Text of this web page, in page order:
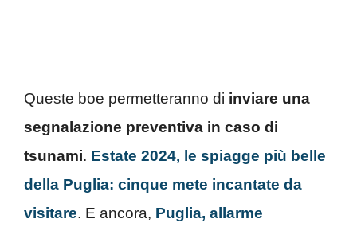
Queste boe permetteranno di inviare una
segnalazione preventiva in caso di
tsunami. Estate 2024, le spiagge più belle
della Puglia: cinque mete incantate da
visitare. E ancora, Puglia, allarme